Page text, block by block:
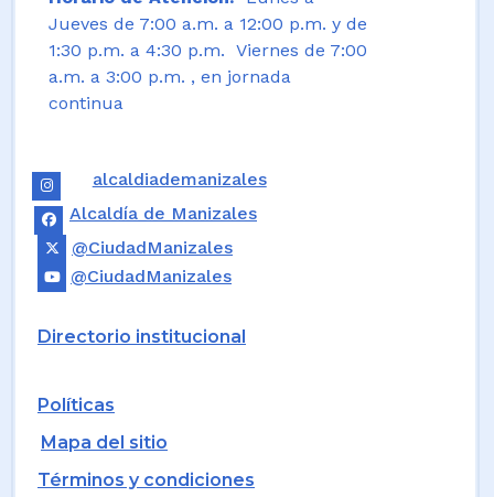
Jueves de 7:00 a.m. a 12:00 p.m. y de
1:30 p.m. a 4:30 p.m. Viernes de 7:00
a.m. a 3:00 p.m. , en jornada
continua
alcaldiademanizales
Alcaldía de Manizales
@CiudadManizales
@CiudadManizales
Directorio institucional
Políticas
Mapa del sitio
Términos y condiciones